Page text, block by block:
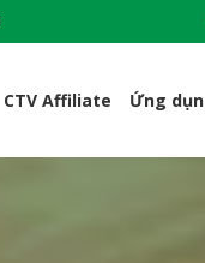
CTV Affiliate Ứng